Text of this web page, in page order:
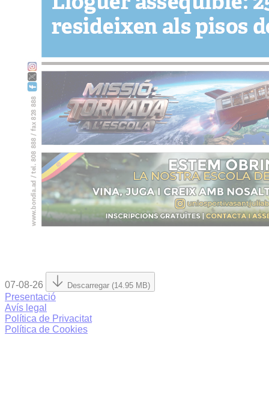
07-08-26 Descarregar (14.95 MB)
Presentació
Avís legal
Política de Privacitat
Política de Cookies